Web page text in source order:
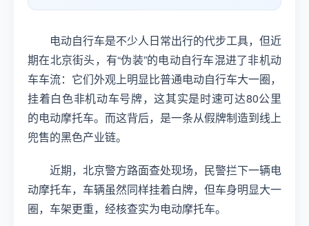
电动自行车是不少人日常出行的代步工具，但近
期在北京街头，有“伪装”的电动自行车混进了非机动
车车流：它们外观上明显比普通电动自行车大一圈，
挂着白色非机动车号牌，这其实是时速可达80公里
的电动摩托车。而这背后，是一条从假牌制造到线上
兜售的黑色产业链。
近期，北京警方路面查处现场，民警拦下一辆电
动摩托车，车辆虽然同样挂着白牌，但车身明显大一
圈，车架更重，经核查实为电动摩托车。